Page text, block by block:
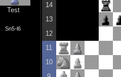
Test
Sn5-l6
14
13
12
11
10